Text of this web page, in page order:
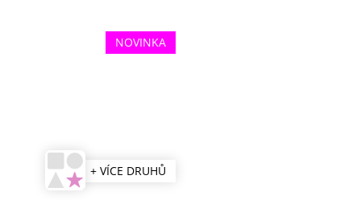
NOVINKA
+ VÍCE DRUHŮ